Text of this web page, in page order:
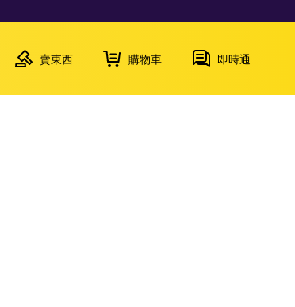
賣東西 購物車 即時通